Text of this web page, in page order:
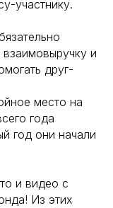
участнику.
и
друг-
место на
года
год они начали
и видео с
Из этих